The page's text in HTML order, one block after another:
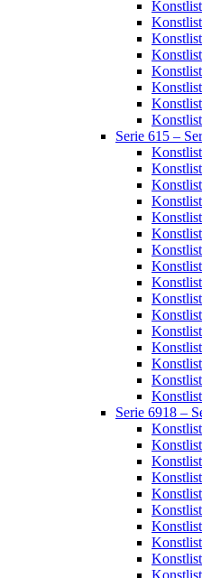
Serie 615 –
Serie 6918 –